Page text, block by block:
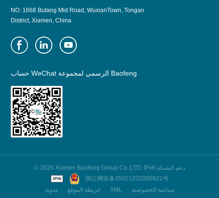
NO. 1668 Butang Mid Road, WuxianTown, Tongan
District, Xiamen, China
حساب WeChat الرسمي لمجموعة Baofeng
© 2026 Xiamen Baofeng Group Co.,LTD. IPv6 دعم الشبكة
闽公网安备35021202000921号
مدونة
خريطة الموقع XML سياسة الخصوصية